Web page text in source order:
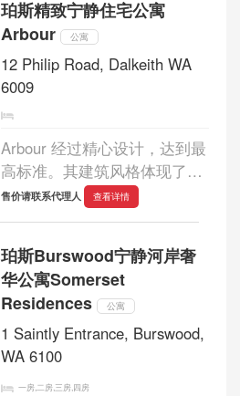
的氛围。精致的材质和有机的
纹理呼应了...
珀斯精致宁静住宅公寓
Arbour
公寓
12 Philip Road, Dalkeith WA
6009
Arbour 经过精心设计，达到最
高标准。其建筑风格体现了当
地特色，拱形造型与周围的历
覆层、纹理混凝土和凹槽玻
璃，灵感源自...
售价请联系代理人 查看详情
珀斯Burswood宁静河岸奢
华公寓Somerset
Residences
公寓
1 Saintly Entrance, Burswood,
WA 6100
一房,二房,三房,四房